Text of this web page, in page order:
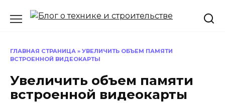
ГЛАВНАЯ СТРАНИЦА » УВЕЛИЧИТЬ ОБЪЕМ ПАМЯТИ
ВСТРОЕННОЙ ВИДЕОКАРТЫ
Увеличить объем памяти
встроенной видеокарты